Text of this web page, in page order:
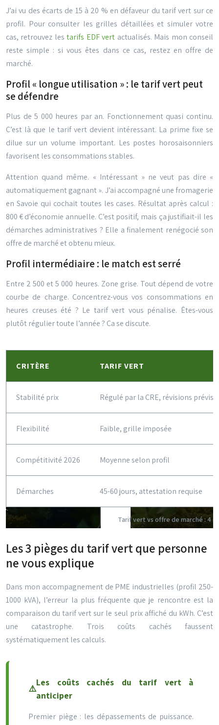
J’ai vu des écarts de 15 à 20 % en défaveur du tarif vert sur ce
profil. Pour consulter les grilles détaillées et simuler votre
cas, retrouvez lestarifs EDFvert actualisés. Mais mon conseil
reste simple : si vous êtes dans ce cas, restez en offre de
marché.
Profil « longue utilisation » : le tarif vert peut
se défendre
Plus de 5 000 heures par an. Fonctionnement quasi continu.
C’est là que le tarif vert devient intéressant. La prime fixe se
dilue sur un volume important. Les postes horosaisonniers
favorisent les consommations stables.
Attention quand même. « Intéressant » ne veut pas dire «
automatiquement gagnant ». J’ai accompagné une fromagerie
en Savoie qui cochait toutes les cases. Résultat après calcul :
800 € d’économie annuelle. C’est positif, mais ça justifiait-il les
démarches administratives ? Elle a finalement renégocié son
offre de marché et obtenu mieux.
Profil intermédiaire : le match est serré
Entre 2 500 et 5 000 heures. Zone grise. Tout dépend de votre
courbe de charge. Concentrez-vous vos consommations en
heures creuses été ? Le tarif vert vous pénalise. Êtes-vous
plutôt régulier toute l’année ? Ça se discute.
Tarif vert vs offre de marché : 4
CRITÈRE TARIF VERT
Stabilité prix Régulé par la CRE, révisions
Flexibilité Faible, grille imposée
Compétitivité 2026 Moyenne selon profil
Démarches 45-60 jours, attestation requise
Les 3 pièges du tarif vert que personne
ne vous explique
Dans mon accompagnement de PME industrielles (profil 250-
1000 kVA), l’erreur la plus fréquente que je rencontre est la
comparaison du tarif vert sur le seul prix affiché du kWh. C’est
une catastrophe. Trois coûts cachés faussent
systématiquement les calculs.
Les coûts cachés du tarif vert à
anticiper
Premier piège : les dépassements de puissance.